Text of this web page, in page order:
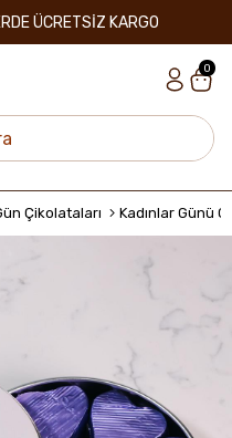
ÜCRETSİZ KARGO
0
Çikolataları Kadınlar Günü